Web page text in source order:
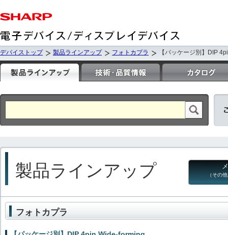
デバイストップ 製品ラインアップ フォトカプラ 【パッケージ別】DIP
製品ラインアップ （その
フォトカプラ